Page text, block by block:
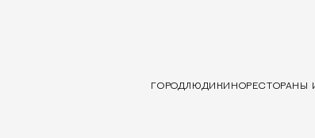
ГОРОДЛЮДИ КИНОРЕСТОРАНЫ